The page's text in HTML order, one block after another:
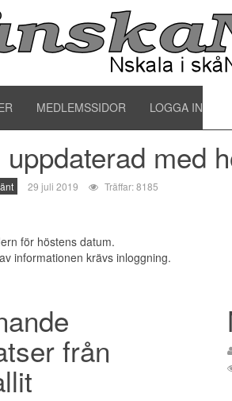
MEDLEMSSIDOR LOGGA IN
med
29 juli 2019 Träffar: 8185
för höstens datum.
informationen krävs inloggning.
från